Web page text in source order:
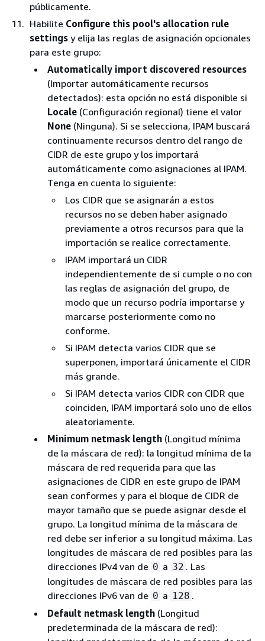
públicamente.
Habilite Configure this pool's allocation rule
settings y elija las reglas de asignación opcionales
para este grupo:
Automatically import discovered resources
(Importar automáticamente recursos
detectados): esta opción no está disponible si
Locale (Configuración regional) tiene el valor
None (Ninguna). Si se selecciona, IPAM buscará
continuamente recursos dentro del rango de
CIDR de este grupo y los importará
automáticamente como asignaciones al IPAM.
Tenga en cuenta lo siguiente:
Los CIDR que se asignarán a estos
recursos no se deben haber asignado
previamente a otros recursos para que la
importación se realice correctamente.
IPAM importará un CIDR
independientemente de si cumple o no con
las reglas de asignación del grupo, de
modo que un recurso podría importarse y
marcarse posteriormente como no
conforme.
Si IPAM detecta varios CIDR que se
superponen, importará únicamente el CIDR
más grande.
Si IPAM detecta varios CIDR con CIDR que
coinciden, IPAM importará solo uno de ellos
aleatoriamente.
Minimum netmask length (Longitud mínima
de la máscara de red): la longitud mínima de la
máscara de red requerida para que las
asignaciones de CIDR en este grupo de IPAM
sean conformes y para el bloque de CIDR de
mayor tamaño que se puede asignar desde el
grupo. La longitud mínima de la máscara de
red debe ser inferior a su longitud máxima. Las
longitudes de máscara de red posibles para las
direcciones IPv4 van de 0 a 32 . Las
longitudes de máscara de red posibles para las
direcciones IPv6 van de 0 a 128 .
Default netmask length (Longitud
predeterminada de la máscara de red):